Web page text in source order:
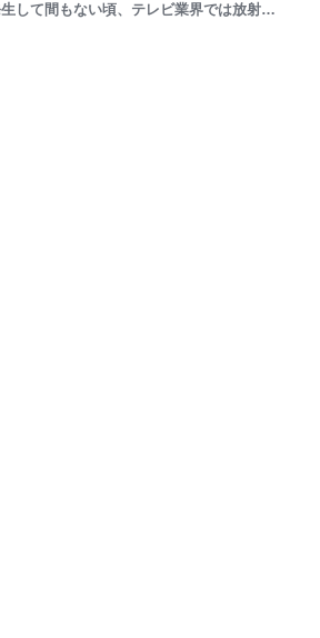
して間もない頃、テレビ業界では放射…